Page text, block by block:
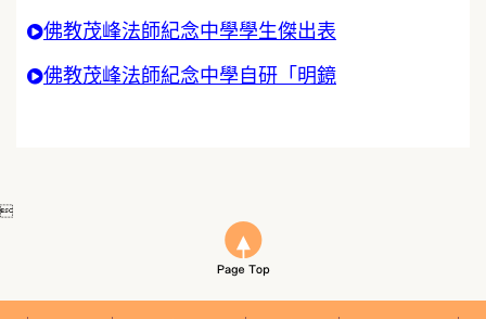
佛教茂峰法師紀念中學學生傑出表
佛教茂峰法師紀念中學自研「明鏡
